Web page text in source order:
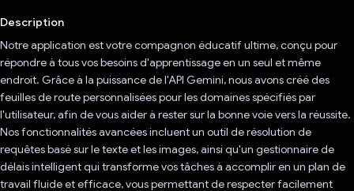
Description
Notre application est votre compagnon éducatif ultime, conçu pour
répondre à tous vos besoins d'apprentissage en un seul et même
endroit. Grâce à la puissance de l'API Gemini, nous avons créé des
feuilles de route personnalisées pour les domaines spécifiés par
l'utilisateur, afin de vous aider à rester sur la bonne voie vers la réussite.
Nos fonctionnalités avancées incluent un outil de résolution de
requêtes basé sur le texte et les images, ainsi qu'un gestionnaire de
délais intelligent qui transforme vos tâches à accomplir en un plan de
travail fluide et efficace, vous permettant de respecter facilement